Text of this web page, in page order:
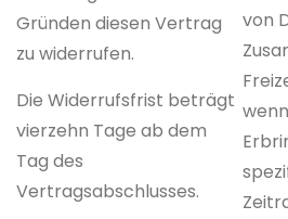
Gründen diesen Vertrag
zu widerrufen.
Die Widerrufsfrist beträgt
vierzehn Tage ab dem
Tag des
Vertragsabschlusses.
von